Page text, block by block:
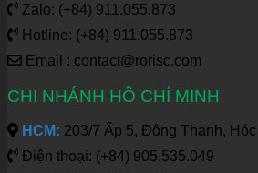
Zalo: (+84) 911.055.873
Hotline: (+84) 911.055.873
Email : contact@rorisc.com
CHI NHÁNH HỒ CHÍ MINH
HCM: 203/7 Ấp 5, Đông Thạnh,
Điện thoại: (+84) 905.535.049